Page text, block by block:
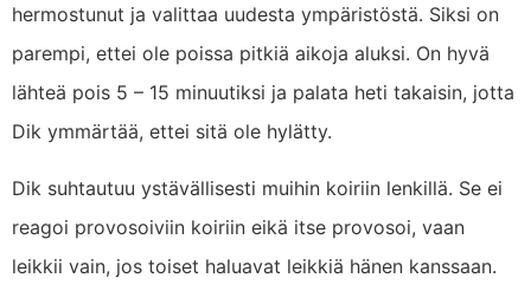
hermostunut ja valittaa uudesta ympäristöstä. Siksi on
parempi, ettei ole poissa pitkiä aikoja aluksi. On hyvä
lähteä pois 5 – 15 minuutiksi ja palata heti takaisin, jotta
Dik ymmärtää, ettei sitä ole hylätty.
Dik suhtautuu ystävällisesti muihin koiriin lenkillä. Se ei
reagoi provosoiviin koiriin eikä itse provosoi, vaan
leikkii vain, jos toiset haluavat leikkiä hänen kanssaan.